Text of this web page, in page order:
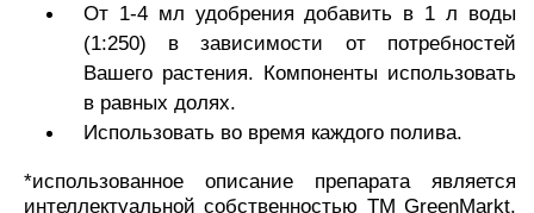
От 1-4 мл удобрения добавить в 1 л воды
(1:250) в зависимости от потребностей
Вашего растения. Компоненты использовать
в равных долях.
Использовать во время каждого полива.
*использованное описание препарата является
интеллектуальной собственностью TM GreenMarkt.